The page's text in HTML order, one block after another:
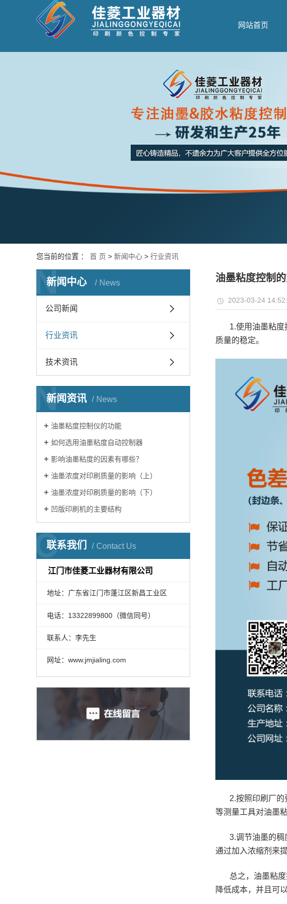
Warning: file_put_contents(/home/jlgypj7l9gly/wwwroot/source/cache/license_cache.php): failed to
网站首页
您当前的位置 ： 首 页 > 新闻中心 > 行业资讯
新闻中心 News
N
公司新闻
行业资讯
技术资讯
新闻资讯 News
N
油墨粘度控制仪的功能
如何选用油墨粘度自动控制器
影响油墨粘度的因素有哪些？
油墨浓度对印刷质量的影响（上）
油墨浓度对印刷质量的影响（下）
凹版印刷机的主要结构
联系我们 Contact Us
C
江门市佳菱工业器材有限公司
地址：广东省江门市蓬江区新昌工业区
电话：13322899800（微信同号）
联系人：李先生
网址：www.jmjialing.com
油墨粘度控制
2023-03-24
1.使用油墨粘
质量的稳定。
2.按照印刷厂
等测量工具对油墨
3.调节油墨的
通过加入浓缩剂来
总之，油墨粘
降低成本，并且可